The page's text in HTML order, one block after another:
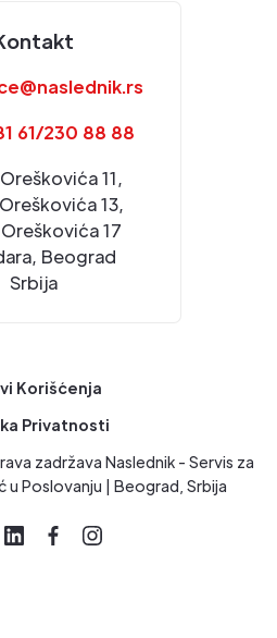
61/230 88 88
11,
13,
17
Beograd
Srbija
Korišćenja
Privatnosti
zadržava Naslednik - Servis za
Poslovanju | Beograd, Srbija